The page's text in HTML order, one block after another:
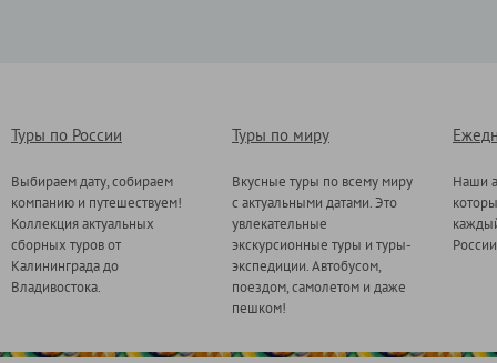
Туры по России
Выбираем дату, собираем
компанию и путешествуем!
Коллекция актуальных
сборных туров от
Калининграда до
Владивостока.
Туры по миру
Вкусные туры по всему миру
с актуальными датами. Это
увлекательные
экскурсионные туры и туры-
экспедиции. Автобусом,
поездом, самолетом и даже
пешком!
Наши